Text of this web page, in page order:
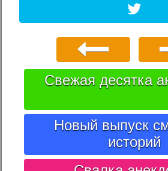
Свежая десятка
Новый выпуск
историй